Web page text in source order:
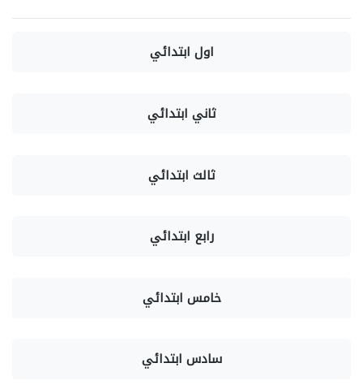
اول ابتدائي
ثاني ابتدائي
ثالث ابتدائي
رابع ابتدائي
خامس ابتدائي
سادس ابتدائي